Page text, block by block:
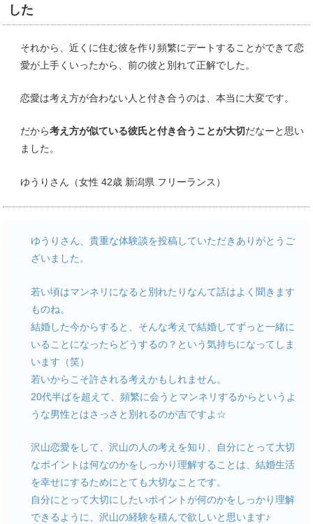
した
それから、近くに住む彼を作り頻繁にデートすることができて恋
愛が上手くいったから、前の彼と別れて正解でした。
恋愛は考え方が合わない人と付き合うのは、本当に大変です。
だから考え方が似ている彼氏と付き合うことが大切だなーと思い
ました。
ゆうりさん（女性 42歳 新潟県 フリーランス）
ゆうりさん、貴重な体験談を投稿していただきありがとうご
ざいました。
若い頃はマンネリになると別れたりなんて話はよく聞きます
ものね。
結婚した今からすると、そんな考えで結婚してずっと一緒に
いることになったらどうするの？という気持ちになってしま
います（笑）
若いからこそ許される考えかもしれません。
20代半ばを超えて、頻繁に会うとマンネリするからというよ
うな男性とはさっさと別れるのが吉ですよ☆
沢山恋愛をして、沢山の人の考えを知り、自分にとって大切
なポイントは何なのかをしっかり理解することは、結婚生活
を幸せにするためにとても大切なことです。
自分にとって大切にしたいポイントが何のかをしっかり理解
できるように、沢山の経験を積んで欲しいと思います♪